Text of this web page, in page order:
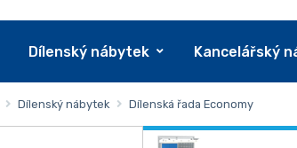
Dílenský nábytek Kancelářský
Dílenský nábytek Dílenská řada Economy